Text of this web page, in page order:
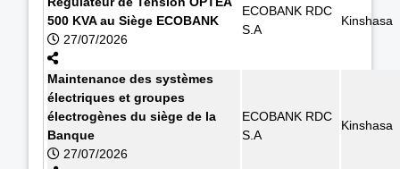
500 KVA au Siège ECOBANK
27/07/2026
ECOBANK RDC
S.A
Kinshasa
Maintenance des systèmes
électriques et groupes
électrogènes du siège de la
Banque
27/07/2026
ECOBANK RDC
S.A
Kinshasa